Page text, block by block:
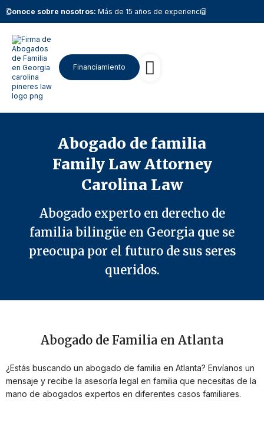
Conoce sobre nosotros: Más de 15 años de experiencia
Financiamiento
Abogado de familia
Family Law Attorney
Carolina Law
Abogado experto en derecho de
familia bilingüe en Georgia que se
preocupa por el futuro de sus seres
queridos.
Abogado de Familia en Atlanta
¿Estás buscando un abogado de familia en Atlanta? Envíanos un
mensaje y recibe la asesoría legal en familia que necesitas de la
mano de abogados expertos en diferentes casos familiares.